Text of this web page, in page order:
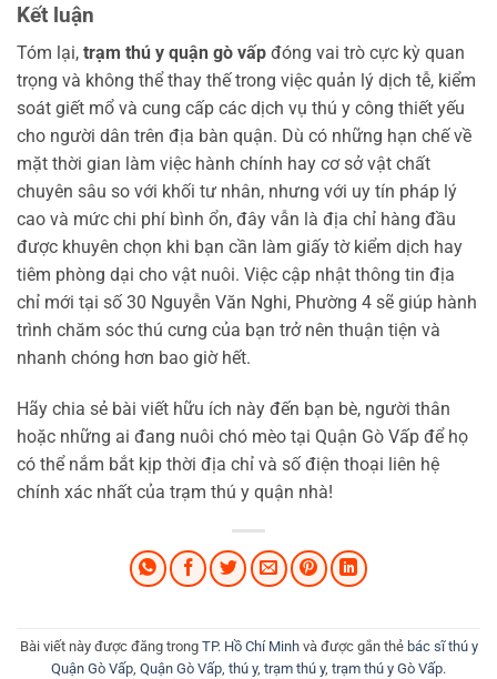
Kết luận
Tóm lại, trạm thú y quận gò vấp đóng vai trò cực kỳ quan
trọng và không thể thay thế trong việc quản lý dịch tễ, kiểm
soát giết mổ và cung cấp các dịch vụ thú y công thiết yếu
cho người dân trên địa bàn quận. Dù có những hạn chế về
mặt thời gian làm việc hành chính hay cơ sở vật chất
chuyên sâu so với khối tư nhân, nhưng với uy tín pháp lý
cao và mức chi phí bình ổn, đây vẫn là địa chỉ hàng đầu
được khuyên chọn khi bạn cần làm giấy tờ kiểm dịch hay
tiêm phòng dại cho vật nuôi. Việc cập nhật thông tin địa
chỉ mới tại số 30 Nguyễn Văn Nghi, Phường 4 sẽ giúp hành
trình chăm sóc thú cưng của bạn trở nên thuận tiện và
nhanh chóng hơn bao giờ hết.
Hãy chia sẻ bài viết hữu ích này đến bạn bè, người thân
hoặc những ai đang nuôi chó mèo tại Quận Gò Vấp để họ
có thể nắm bắt kịp thời địa chỉ và số điện thoại liên hệ
chính xác nhất của trạm thú y quận nhà!
Bài viết này được đăng trong TP. Hồ Chí Minhvà được gắn thẻ bác sĩ thú y
Quận Gò Vấp, Quận Gò Vấp, thú y, trạm thú y, trạm thú y Gò Vấp.